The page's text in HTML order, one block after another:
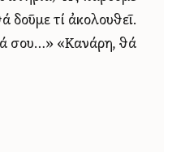
δοῦμε τί ἀκολουθεῖ.
σου…» «Κανάρη, θά